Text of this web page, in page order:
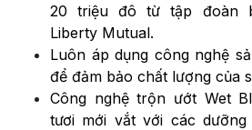
20 triệu đô từ tập đoàn
Liberty Mutual.
Luôn áp dụng công nghệ
để đảm bảo chất lượng của
Công nghệ trộn ướt Wet
tươi mới vắt với các